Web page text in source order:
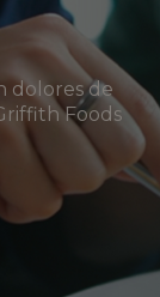
dolores de
Foods